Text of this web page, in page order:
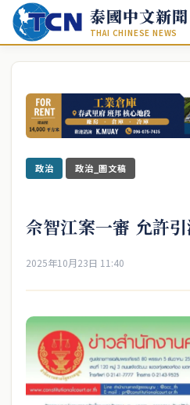
泰國中文新聞
THAI CHINESE NEWS
政治 政治_圖文稿
佘智江案一審 允許
2025年10月23日 11:40